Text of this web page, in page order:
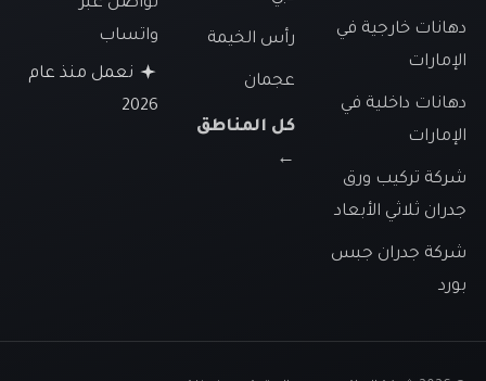
خارجية في
داخلية في
تركيب ورق
ثلاثي الأبعاد
جدران جبس
رأس الخيمة
عجمان
كل المناطق
تواصل عبر
واتساب
نعمل منذ عام
2026